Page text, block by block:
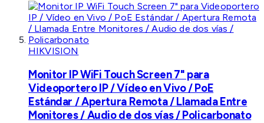
HIKVISION
Monitor IP WiFi Touch Screen 7" para
Videoportero IP / Vídeo en Vivo / PoE
Estándar / Apertura Remota / Llamada Entre
Monitores / Audio de dos vías / Policarbonato